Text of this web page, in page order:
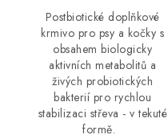
Postbiotické doplňkové
krmivo pro psy a kočky s
obsahem biologicky
aktivních metabolitů a
živých probiotických
bakterií pro rychlou
stabilizaci střeva - v tekuté
formě.